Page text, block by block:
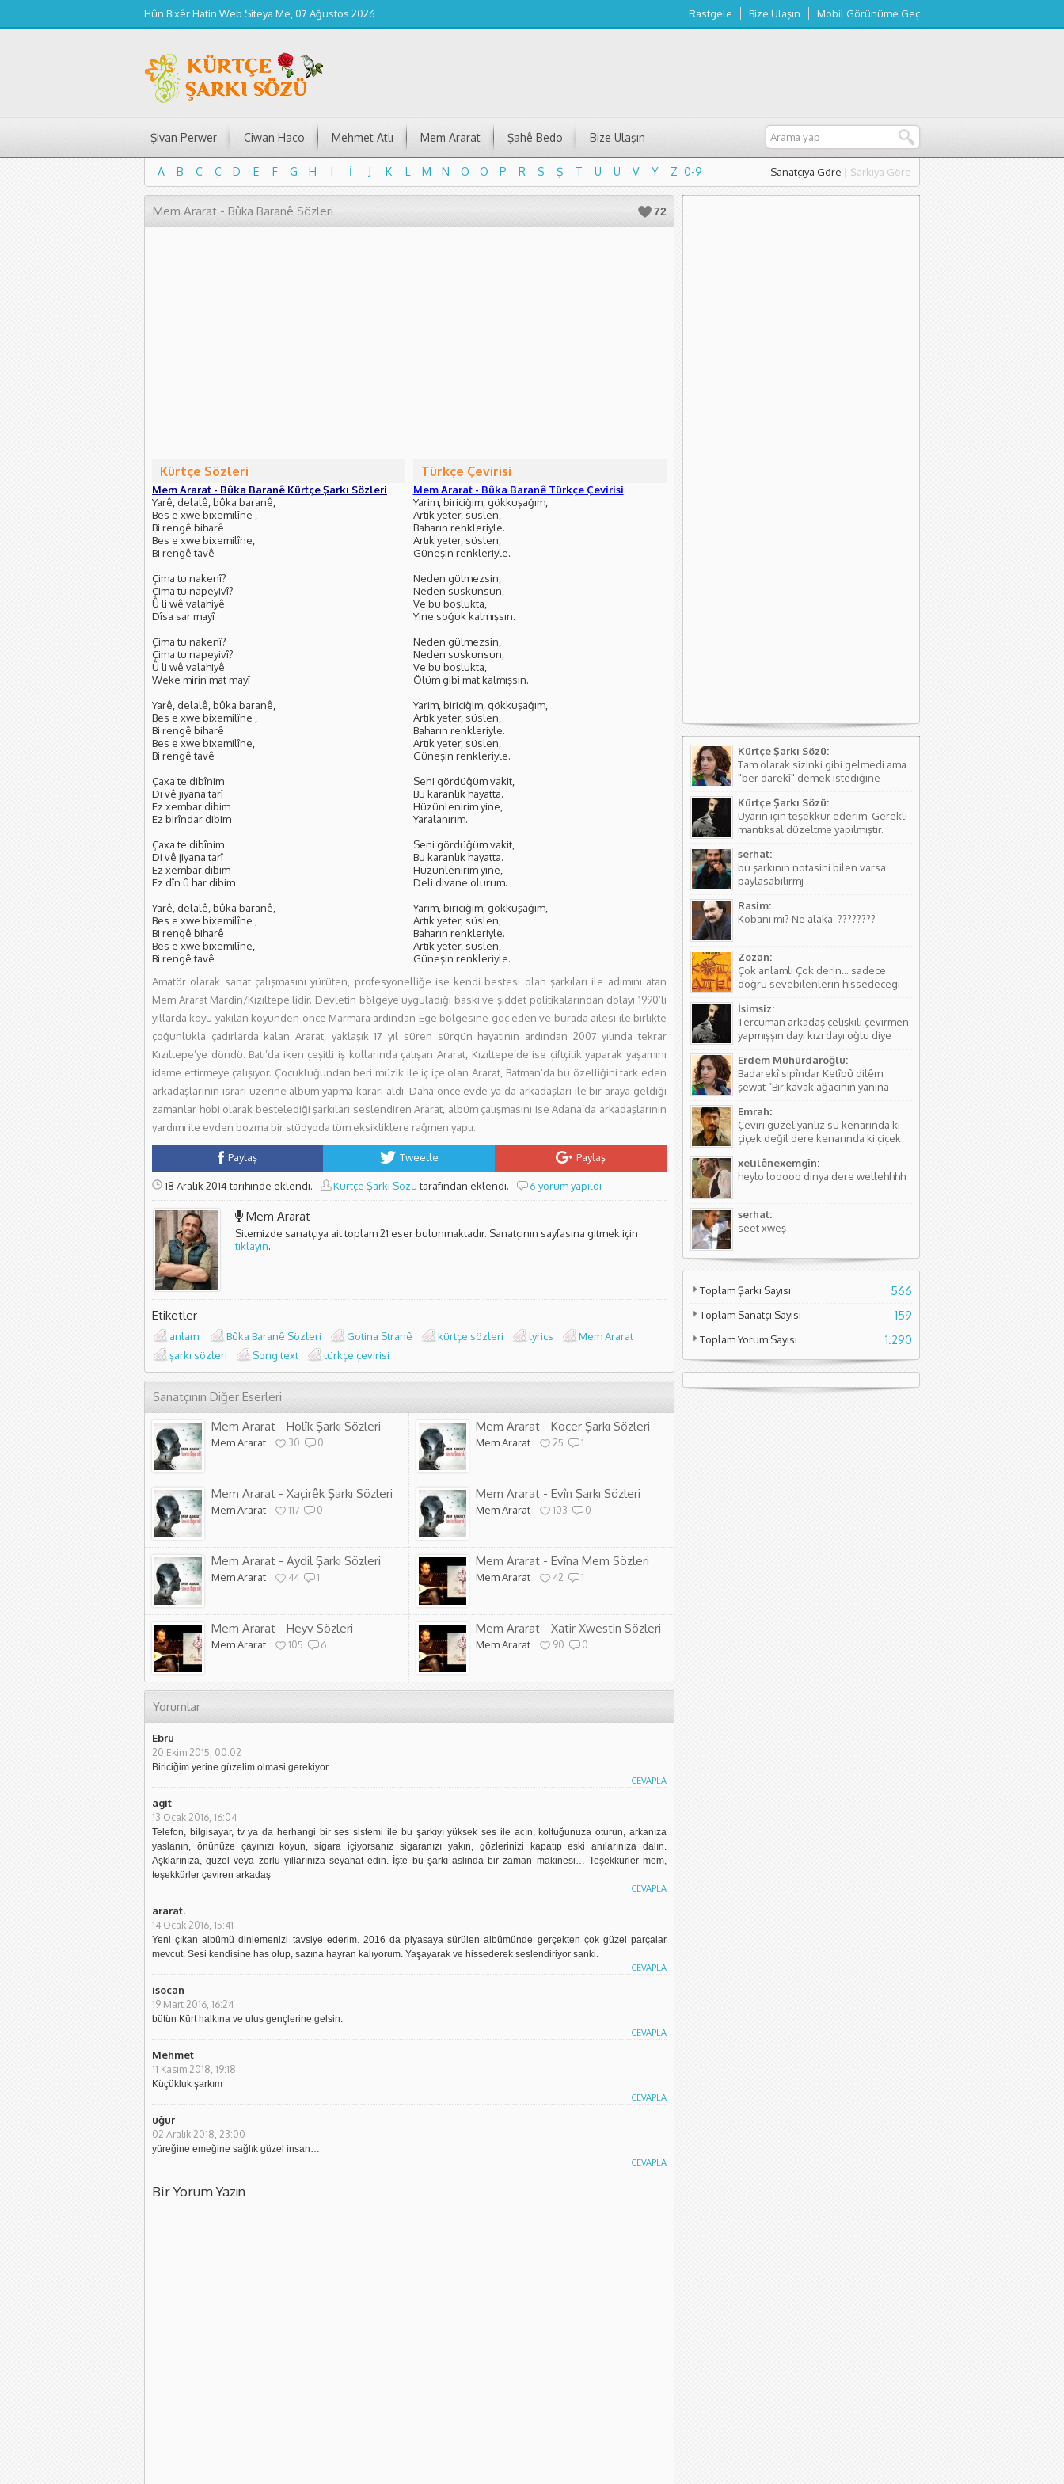
Hûn Bixêr Hatin Web Siteya Me, 07 Ağustos 2026 Rastgele Bize Ulaşın Mobil Görünüme Geç
Şivan Perwer Ciwan Haco Mehmet Atlı Mem Ararat Şahê Bedo Bize Ulaşın
A B C Ç D E F G H I İ J K L M N O Ö P R S Ş T U Ü V Y Z 0-9
A
B C Ç D E F G H I İ J K L M N O Ö P R S Ş T U Ü V Y Z 0-9
Sanatçıya Göre | Şarkıya Göre
72
Mem Ararat - Bûka Baranê Sözleri
Kürtçe Sözleri
Mem Ararat - Bûka Baranê Kürtçe Şarkı Sözleri
Yarê, delalê, bûka baranê,
Bes e xwe bixemilîne ,
Bi rengê biharê
Bes e xwe bixemilîne,
Bi rengê tavê
Çima tu nakenî?
Çima tu napeyivî?
Û li wê valahiyê
Dîsa sar mayî
Çima tu nakenî?
Çima tu napeyivî?
Û li wê valahiyê
Weke mirin mat mayî
Yarê, delalê, bûka baranê,
Bes e xwe bixemilîne ,
Bi rengê biharê
Bes e xwe bixemilîne,
Bi rengê tavê
Çaxa te dibînim
Di vê jiyana tarî
Ez xembar dibim
Ez birîndar dibim
Çaxa te dibînim
Di vê jiyana tarî
Ez xembar dibim
Ez dîn û har dibim
Yarê, delalê, bûka baranê,
Bes e xwe bixemilîne ,
Bi rengê biharê
Bes e xwe bixemilîne,
Bi rengê tavê
Türkçe Çevirisi
Mem Ararat - Bûka Baranê Türkçe Çevirisi
Yarim, biriciğim, gökkuşağım,
Artık yeter, süslen,
Baharın renkleriyle.
Artık yeter, süslen,
Güneşin renkleriyle.
Neden gülmezsin,
Neden suskunsun,
Ve bu boşlukta,
Yine soğuk kalmışsın.
Neden gülmezsin,
Neden suskunsun,
Ve bu boşlukta,
Ölüm gibi mat kalmışsın.
Yarim, biriciğim, gökkuşağım,
Artık yeter, süslen,
Baharın renkleriyle.
Artık yeter, süslen,
Güneşin renkleriyle.
Seni gördüğüm vakit,
Bu karanlık hayatta.
Hüzünlenirim yine,
Yaralanırım.
Seni gördüğüm vakit,
Bu karanlık hayatta.
Hüzünlenirim yine,
Deli divane olurum.
Yarim, biriciğim, gökkuşağım,
Artık yeter, süslen,
Baharın renkleriyle.
Artık yeter, süslen,
Güneşin renkleriyle.
Amatör olarak sanat çalışmasını yürüten, profesyonelliğe ise kendi bestesi olan şarkıları ile adımını atan
Mem Ararat Mardin/Kızıltepe’lidir. Devletin bölgeye uyguladığı baskı ve şiddet politikalarından dolayı 1990’lı
yıllarda köyü yakılan köyünden önce Marmara ardından Ege bölgesine göç eden ve burada ailesi ile birlikte
çoğunlukla çadırlarda kalan Ararat, yaklaşık 17 yıl süren sürgün hayatının ardından 2007 yılında tekrar
Kızıltepe’ye döndü. Batı’da iken çeşitli iş kollarında çalışan Ararat, Kızıltepe’de ise çiftçilik yaparak yaşamını
idame ettirmeye çalışıyor. Çocukluğundan beri müzik ile iç içe olan Ararat, Batman’da bu özelliğini fark eden
arkadaşlarının ısrarı üzerine albüm yapma kararı aldı. Daha önce evde ya da arkadaşları ile bir araya geldiği
zamanlar hobi olarak bestelediği şarkıları seslendiren Ararat, albüm çalışmasını ise Adana’da arkadaşlarının
yardımı ile evden bozma bir stüdyoda tüm eksikliklere rağmen yaptı.
Paylaş Tweetle Paylaş
18 Aralık 2014 tarihinde eklendi. Kürtçe Şarkı Sözütarafından eklendi. 6 yorum yapıldı
Mem Ararat
Sitemizde sanatçıya ait toplam 21 eser bulunmaktadır. Sanatçının sayfasına gitmek için
tıklayın.
Etiketler
anlamı Bûka Baranê Sözleri Gotina Stranê kürtçe sözleri lyrics
Mem Ararat
şarkı sözleri
Song text türkçe çevirisi
Sanatçının Diğer Eserleri
Mem Ararat - Holîk Şarkı Sözleri
Mem Ararat 30 0
Mem Ararat - Koçer Şarkı Sözleri
Mem Ararat 25 1
Mem Ararat - Xaçirêk Şarkı Sözleri
Mem Ararat 117 0
Mem Ararat - Evîn Şarkı Sözleri
Mem Ararat 103 0
Mem Ararat - Aydil Şarkı Sözleri
Mem Ararat 44 1
Mem Ararat - Evîna Mem Sözleri
Mem Ararat 42 1
Mem Ararat - Heyv Sözleri
Mem Ararat 105 6
Mem Ararat - Xatir Xwestin Sözleri
Mem Ararat 90 0
Yorumlar
Ebru
20 Ekim 2015, 00:02
Biriciğim yerine güzelim olmasi gerekiyor
CEVAPLA
agit
13 Ocak 2016, 16:04
Telefon, bilgisayar, tv ya da herhangi bir ses sistemi ile bu şarkıyı yüksek ses ile acın, koltuğunuza oturun, arkanıza
yaslanın, önünüze çayınızı koyun, sigara içiyorsanız sigaranızı yakın, gözlerinizi kapatıp eski anılarınıza dalın.
Aşklarınıza, güzel veya zorlu yıllarınıza seyahat edin. İşte bu şarkı aslında bir zaman makinesi… Teşekkürler mem,
teşekkürler çeviren arkadaş
CEVAPLA
ararat.
14 Ocak 2016, 15:41
Yeni çıkan albümü dinlemenizi tavsiye ederim. 2016 da piyasaya sürülen albümünde gerçekten çok güzel parçalar
mevcut. Sesi kendisine has olup, sazına hayran kalıyorum. Yaşayarak ve hissederek seslendiriyor sanki.
CEVAPLA
isocan
19 Mart 2016, 16:24
bütün Kürt halkına ve ulus gençlerine gelsin.
CEVAPLA
Mehmet
11 Kasım 2018, 19:18
Küçükluk şarkım
CEVAPLA
uğur
02 Aralık 2018, 23:00
yüreğine emeğine sağlık güzel insan…
CEVAPLA
Bir Yorum Yazın
Kürtçe Şarkı Sözü:
Tam olarak sizinki gibi gelmedi ama
"ber darekî" demek istediğine
düzeltmede bulundum. Teşkkürler
Kürtçe Şarkı Sözü:
Uyarın için teşekkür ederim. Gerekli
mantıksal düzeltme yapılmıştır.
serhat:
bu şarkının notasini bilen varsa
paylasabilirmj
Rasim:
Kobani mi? Ne alaka. ????????
Zozan:
Çok anlamlı Çok derin... sadece
doğru sevebilenlerin hissedecegi
İsimsiz:
Tercüman arkadaş çelişkili çevirmen
yapmışşın dayı kızı dayı oğlu diye
vardır biraz aile yapısını öğren ( iki
kişinin...
Erdem Mühürdaroğlu:
Badarekî sipîndar Ketîbû dilêm
şewat “Bir kavak ağacının yanına
Sözlerdeki hikayede birini arıyorlar
ve aradıkları yerde bir kavak
ağacının yanında yere düşmüş
Emrah:
Çeviri güzel yanlız su kenarında ki
çiçek değil dere kenarında ki çiçek
kıymetli olduğunu söylüyor sanırım.
Asıl söyleyen Seyade Şame dur...
xelilênexemgîn:
heylo looooo dinya dere wellehhhh
serhat:
seet xweş
Toplam Şarkı Sayısı 566
Toplam Sanatçı Sayısı 159
Toplam Yorum Sayısı 1.290